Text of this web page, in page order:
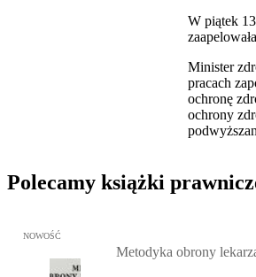
W piątek
Minister
pracach
ochronę
ochrony
Polecamy książki
Przejdź do: Metodyka obrony lekarza
NOWOŚĆ
Metodyka obrony